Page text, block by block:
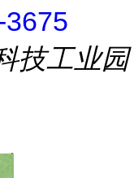
技工业园